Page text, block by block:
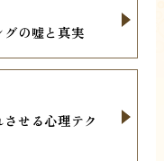
の嘘と真実
せる心理テク